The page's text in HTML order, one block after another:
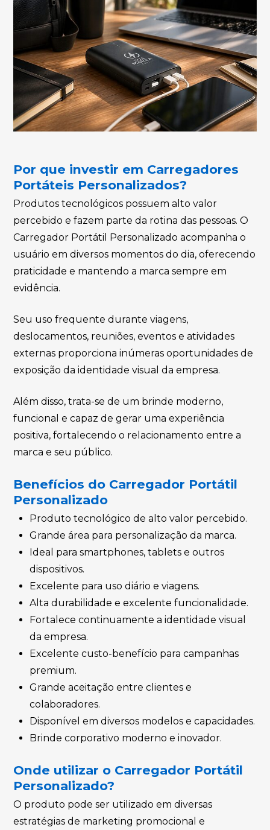
Por que investir em Carregadores
Portáteis Personalizados?
Produtos tecnológicos possuem alto valor
percebido e fazem parte da rotina das pessoas. O
Carregador Portátil Personalizado acompanha o
usuário em diversos momentos do dia, oferecendo
praticidade e mantendo a marca sempre em
evidência.
Seu uso frequente durante viagens,
deslocamentos, reuniões, eventos e atividades
externas proporciona inúmeras oportunidades de
exposição da identidade visual da empresa.
Além disso, trata-se de um brinde moderno,
funcional e capaz de gerar uma experiência
positiva, fortalecendo o relacionamento entre a
marca e seu público.
Benefícios do Carregador Portátil
Personalizado
Produto tecnológico de alto valor percebido.
Grande área para personalização da marca.
Ideal para smartphones, tablets e outros
dispositivos.
Excelente para uso diário e viagens.
Alta durabilidade e excelente funcionalidade.
Fortalece continuamente a identidade visual
da empresa.
Excelente custo-benefício para campanhas
premium.
Grande aceitação entre clientes e
colaboradores.
Disponível em diversos modelos e capacidades.
Brinde corporativo moderno e inovador.
Onde utilizar o Carregador Portátil
Personalizado?
O produto pode ser utilizado em diversas
estratégias de marketing promocional e